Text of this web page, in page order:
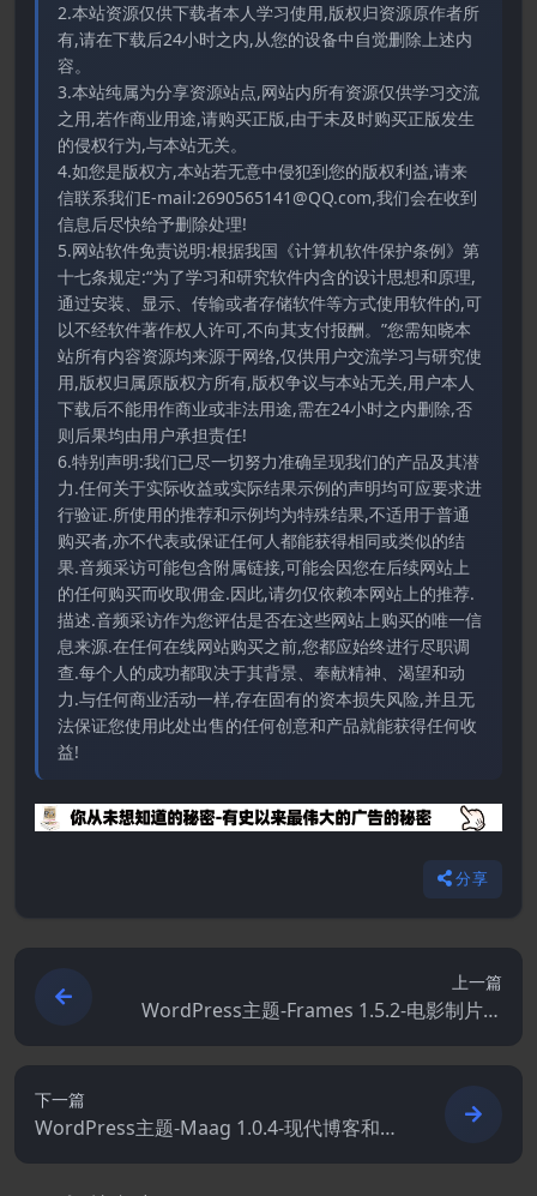
2.本站资源仅供下载者本人学习使用,版权归资源原作者所
有,请在下载后24小时之内,从您的设备中自觉删除上述内
容。
3.本站纯属为分享资源站点,网站内所有资源仅供学习交流
之用,若作商业用途,请购买正版,由于未及时购买正版发生
的侵权行为,与本站无关。
4.如您是版权方,本站若无意中侵犯到您的版权利益,请来
信联系我们E-mail:2690565141@QQ.com,我们会在收到
信息后尽快给予删除处理!
5.网站软件免责说明:根据我国《计算机软件保护条例》第
十七条规定:“为了学习和研究软件内含的设计思想和原理,
通过安装、显示、传输或者存储软件等方式使用软件的,可
以不经软件著作权人许可,不向其支付报酬。”您需知晓本
站所有内容资源均来源于网络,仅供用户交流学习与研究使
用,版权归属原版权方所有,版权争议与本站无关,用户本人
下载后不能用作商业或非法用途,需在24小时之内删除,否
则后果均由用户承担责任!
6.特别声明:我们已尽一切努力准确呈现我们的产品及其潜
力.任何关于实际收益或实际结果示例的声明均可应要求进
行验证.所使用的推荐和示例均为特殊结果,不适用于普通
购买者,亦不代表或保证任何人都能获得相同或类似的结
果.音频采访可能包含附属链接,可能会因您在后续网站上
的任何购买而收取佣金.因此,请勿仅依赖本网站上的推荐.
描述.音频采访作为您评估是否在这些网站上购买的唯一信
息来源.在任何在线网站购买之前,您都应始终进行尽职调
查.每个人的成功都取决于其背景、奉献精神、渴望和动
力.与任何商业活动一样,存在固有的资本损失风险,并且无
法保证您使用此处出售的任何创意和产品就能获得任何收
益!
分享
上一篇
WordPress主题-Frames 1.5.2-电影制片厂
和电影制作人WordPress主题
下一篇
WordPress主题-Maag 1.0.4-现代博客和杂
志WordPress主题